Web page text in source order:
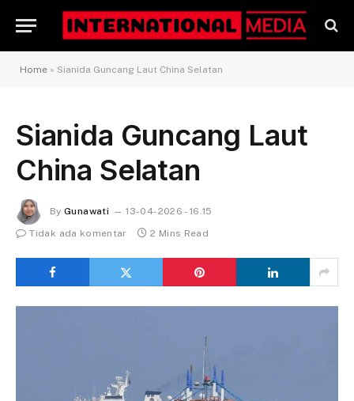
Home » Sianida Guncang Laut China Selatan
Sianida Guncang Laut
China Selatan
By Gunawati
13-04-2026 - 16.15
Tidak ada komentar
2 Mins Read